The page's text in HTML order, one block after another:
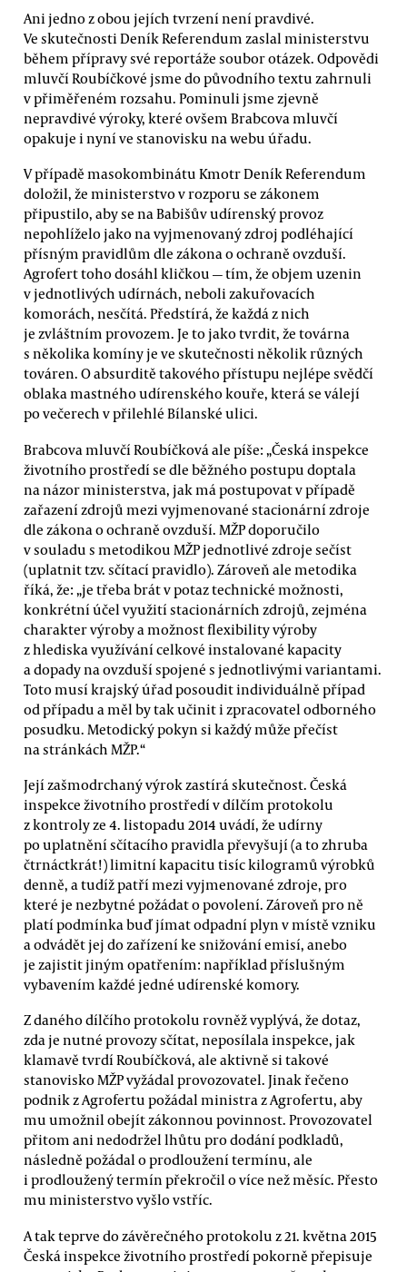
Ani jedno z obou jejích tvrzení není pravdivé.
Ve skutečnosti Deník Referendum zaslal ministerstvu
během přípravy své reportáže soubor otázek. Odpovědi
mluvčí Roubíčkové jsme do původního textu zahrnuli
v přiměřeném rozsahu. Pominuli jsme zjevně
nepravdivé výroky, které ovšem Brabcova mluvčí
opakuje i nyní ve stanovisku na webu úřadu.
V případě masokombinátu Kmotr Deník Referendum
doložil, že ministerstvo v rozporu se zákonem
připustilo, aby se na Babišův udírenský provoz
nepohlíželo jako na vyjmenovaný zdroj podléhající
přísným pravidlům dle zákona o ochraně ovzduší.
Agrofert toho dosáhl kličkou — tím, že objem uzenin
v jednotlivých udírnách, neboli zakuřovacích
komorách, nesčítá. Předstírá, že každá z nich
je zvláštním provozem. Je to jako tvrdit, že továrna
s několika komíny je ve skutečnosti několik různých
továren. O absurditě takového přístupu nejlépe svědčí
oblaka mastného udírenského kouře, která se válejí
po večerech v přilehlé Bílanské ulici.
Brabcova mluvčí Roubíčková ale píše: „Česká inspekce
životního prostředí se dle běžného postupu doptala
na názor ministerstva, jak má postupovat v případě
zařazení zdrojů mezi vyjmenované stacionární zdroje
dle zákona o ochraně ovzduší. MŽP doporučilo
v souladu s metodikou MŽP jednotlivé zdroje sečíst
(uplatnit tzv. sčítací pravidlo). Zároveň ale metodika
říká, že: „je třeba brát v potaz technické možnosti,
konkrétní účel využití stacionárních zdrojů, zejména
charakter výroby a možnost flexibility výroby
z hlediska využívání celkové instalované kapacity
a dopady na ovzduší spojené s jednotlivými variantami.
Toto musí krajský úřad posoudit individuálně případ
od případu a měl by tak učinit i zpracovatel odborného
posudku. Metodický pokyn si každý může přečíst
na stránkách MŽP.“
Její zašmodrchaný výrok zastírá skutečnost. Česká
inspekce životního prostředí v dílčím protokolu
z kontroly ze 4. listopadu 2014 uvádí, že udírny
po uplatnění sčítacího pravidla převyšují (a to zhruba
čtrnáctkrát!) limitní kapacitu tisíc kilogramů výrobků
denně, a tudíž patří mezi vyjmenované zdroje, pro
které je nezbytné požádat o povolení. Zároveň pro ně
platí podmínka buď jímat odpadní plyn v místě vzniku
a odvádět jej do zařízení ke snižování emisí, anebo
je zajistit jiným opatřením: například příslušným
vybavením každé jedné udírenské komory.
Z daného dílčího protokolu rovněž vyplývá, že dotaz,
zda je nutné provozy sčítat, neposílala inspekce, jak
klamavě tvrdí Roubíčková, ale aktivně si takové
stanovisko MŽP vyžádal provozovatel. Jinak řečeno
podnik z Agrofertu požádal ministra z Agrofertu, aby
mu umožnil obejít zákonnou povinnost. Provozovatel
přitom ani nedodržel lhůtu pro dodání podkladů,
následně požádal o prodloužení termínu, ale
i prodloužený termín překročil o více než měsíc. Přesto
mu ministerstvo vyšlo vstříc.
A tak teprve do závěrečného protokolu z 21. května 2015
Česká inspekce životního prostředí pokorně přepisuje